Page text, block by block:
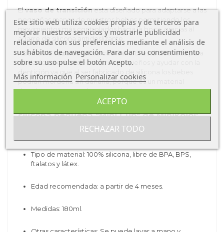
Elvaso de transiciónesta diseñado para adaptarse a las
pequeñas manos de nuestros bebes permitiendo los
movimientos más controlados hacia la boca, gracias al
agarre de silicona antideslizante.
Además la tazade la marca Minikoioi está diseñada para
cuidar los dientes de nuestros pequeños y ayudar con la
dentición ya que al ser fabricado de silicona los bebes
podrán morderla sin dañarla, porque es un material
duradero que no se desgasta, ni se corroe.
del Vaso de
silicona pequeña "Mini Cup" de Minikoioi:
Tipo de producto: vasos y tazas.
Tipo de material: 100% silicona, libre de BPA, BPS,
ftalatos y látex.
Edad recomendada: a partir de 4 meses.
Medidas: 180ml.
Este sitio web utiliza cookies propias y de terceros para
mejorar nuestros servicios y mostrarle publicidad
relacionada con sus preferencias mediante el análisis de
sus hábitos de navegación. Para dar su consentimiento
sobre su uso pulse el botón Acepto.
Más información Personalizar cookies
RECHAZAR TODO
ACEPTO